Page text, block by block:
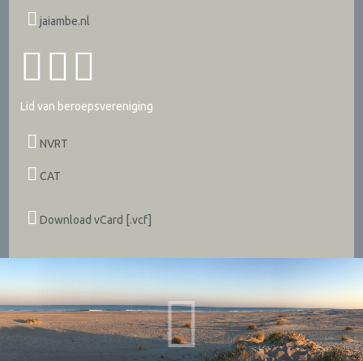
jaiambe.nl
Lid van beroepsvereniging
NVRT
CAT
Download vCard [.vcf]